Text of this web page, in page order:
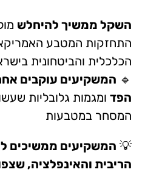
השקל ממשיך להיחלש
התחזקות המטבע
הכלכלית והביטחונית
🔹 המשקיעים עוקבים
הפד ומגמות גלובליות
המסחר במטבעות
💡 המשקיעים ממשיכים
הריבית והאינפלציה,